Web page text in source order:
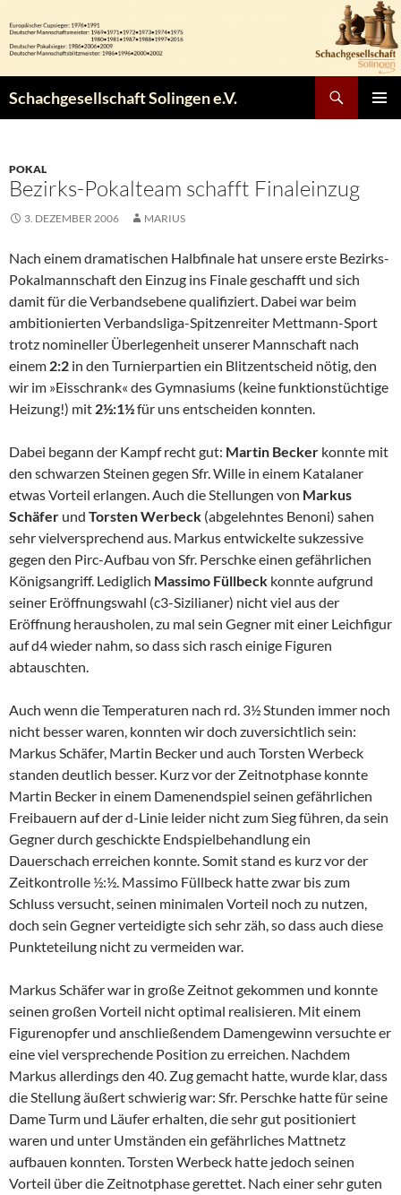
Inhalt
springen
Schachgesellschaft Solingen e.V.
POKAL
Bezirks-Pokalteam schafft Finaleinzug
3. DEZEMBER 2006 MARIUS
Nach einem dramatischen Halbfinale hat unsere erste Bezirks-
Pokalmannschaft den Einzug ins Finale geschafft und sich
damit für die Verbandsebene qualifiziert. Dabei war beim
ambitionierten Verbandsliga-Spitzenreiter Mettmann-Sport
trotz nomineller Überlegenheit unserer Mannschaft nach
einem 2:2 in den Turnierpartien ein Blitzentscheid nötig, den
wir im »Eisschrank« des Gymnasiums (keine funktionstüchtige
Heizung!) mit 2½:1½für uns entscheiden konnten.
Dabei begann der Kampf recht gut: Martin Becker konnte mit
den schwarzen Steinen gegen Sfr. Wille in einem Katalaner
etwas Vorteil erlangen. Auch die Stellungen von Markus
Schäfer und Torsten Werbeck (abgelehntes Benoni) sahen
sehr vielversprechend aus. Markus entwickelte sukzessive
gegen den Pirc-Aufbau von Sfr. Perschke einen gefährlichen
Königsangriff. Lediglich Massimo Füllbeck konnte aufgrund
seiner Eröffnungswahl (c3-Sizilianer) nicht viel aus der
Eröffnung herausholen, zu mal sein Gegner mit einer Leichfigur
auf d4 wieder nahm, so dass sich rasch einige Figuren
abtauschten.
Auch wenn die Temperaturen nach rd. 3½ Stunden immer noch
nicht besser waren, konnten wir doch zuversichtlich sein:
Markus Schäfer, Martin Becker und auch Torsten Werbeck
standen deutlich besser. Kurz vor der Zeitnotphase konnte
Martin Becker in einem Damenendspiel seinen gefährlichen
Freibauern auf der d-Linie leider nicht zum Sieg führen, da sein
Gegner durch geschickte Endspielbehandlung ein
Dauerschach erreichen konnte. Somit stand es kurz vor der
Zeitkontrolle ½:½. Massimo Füllbeck hatte zwar bis zum
Schluss versucht, seinen minimalen Vorteil noch zu nutzen,
doch sein Gegner verteidigte sich sehr zäh, so dass auch diese
Punkteteilung nicht zu vermeiden war.
Markus Schäfer war in große Zeitnot gekommen und konnte
seinen großen Vorteil nicht optimal realisieren. Mit einem
Figurenopfer und anschließendem Damengewinn versuchte er
eine viel versprechende Position zu erreichen. Nachdem
Markus allerdings den 40. Zug gemacht hatte, wurde klar, dass
die Stellung äußert schwierig war: Sfr. Perschke hatte für seine
Dame Turm und Läufer erhalten, die sehr gut positioniert
waren und unter Umständen ein gefährliches Mattnetz
aufbauen konnten. Torsten Werbeck hatte jedoch seinen
Vorteil über die Zeitnotphase gerettet. Nach einer sehr guten